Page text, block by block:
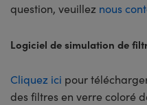
question, veuillez nous
Logiciel de simulation de
Cliquez ici pour
des filtres en verre coloré